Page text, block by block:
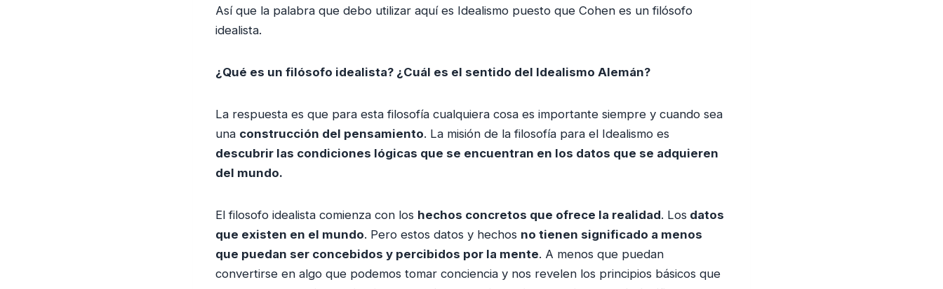
Así que la palabra que debo utilizar aquí es Idealismo puesto que Cohen es un filósofo
idealista.
¿Qué es un filósofo idealista? ¿Cuál es el sentido del Idealismo Alemán?
La respuesta es que para esta filosofía cualquiera cosa es importante siempre y cuando sea
una construcción del pensamiento. La misión de la filosofía para el Idealismo es
descubrir las condiciones lógicas que se encuentran en los datos que se adquieren
del mundo.
El filosofo idealista comienza con los hechos concretos que ofrece la realidad. Los datos
que existen en el mundo. Pero estos datos y hechos no tienen significado a menos
que puedan ser concebidos y percibidos por la mente. A menos que puedan
convertirse en algo que podemos tomar conciencia y nos revelen los principios básicos que